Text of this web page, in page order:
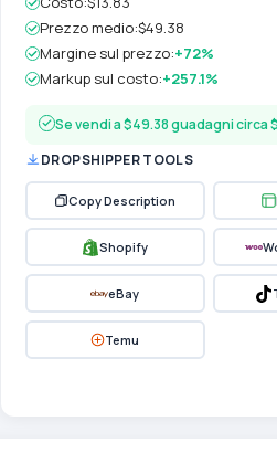
Prezzo medio:$49.38
Margine sul prezzo:+72%
Markup sul costo:+257.1%
Se vendi a $49.38 guadagni circa
DROPSHIPPER TOOLS
Copy Description
Shopify
eBay
Temu